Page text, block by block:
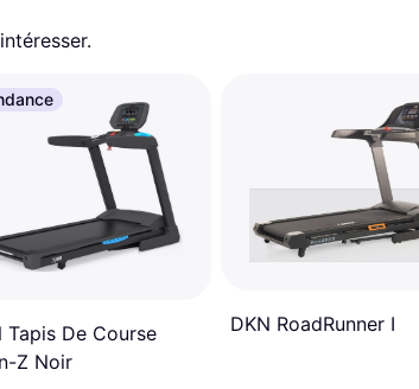
Tapis De Course
Z Noir
DKN RoadRunner I